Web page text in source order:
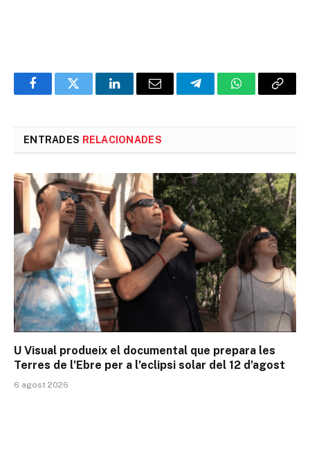
FacebookTwitter LinkedInEmail TelegramWhatsAppCopia
ENTRADES RELACIONADES
U Visual produeix el documental que prepara les
Terres de l’Ebre per a l’eclipsi solar del 12 d’agost
6 agost 2026